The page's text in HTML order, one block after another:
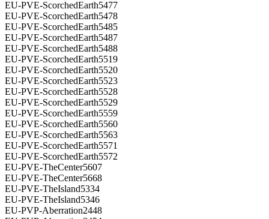
EU-PVE-ScorchedEarth5477
EU-PVE-ScorchedEarth5478
EU-PVE-ScorchedEarth5485
EU-PVE-ScorchedEarth5487
EU-PVE-ScorchedEarth5488
EU-PVE-ScorchedEarth5519
EU-PVE-ScorchedEarth5520
EU-PVE-ScorchedEarth5523
EU-PVE-ScorchedEarth5528
EU-PVE-ScorchedEarth5529
EU-PVE-ScorchedEarth5559
EU-PVE-ScorchedEarth5560
EU-PVE-ScorchedEarth5563
EU-PVE-ScorchedEarth5571
EU-PVE-ScorchedEarth5572
EU-PVE-TheCenter5607
EU-PVE-TheCenter5668
EU-PVE-TheIsland5334
EU-PVE-TheIsland5346
EU-PVP-Aberration2448